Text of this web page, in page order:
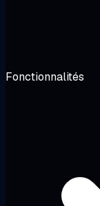
Fonctionnalités